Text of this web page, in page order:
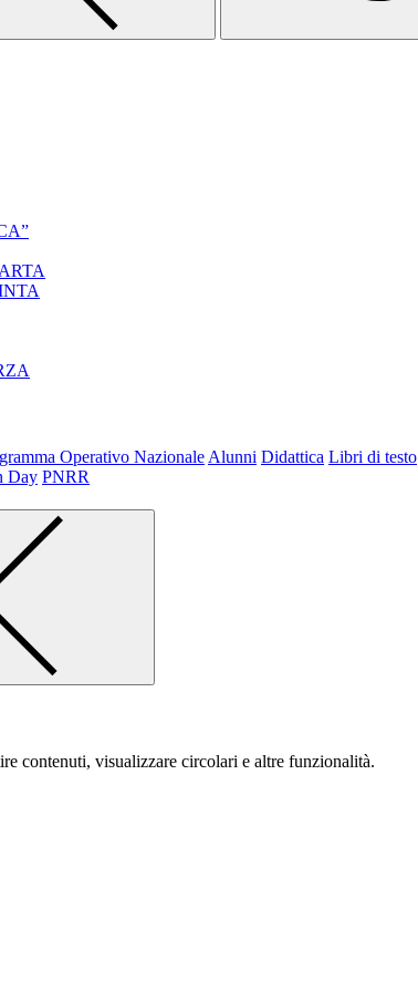
Operativo Nazionale Alunni Didattica Libri di testo
Day PNRR
contenuti, visualizzare circolari e altre funzionalità.